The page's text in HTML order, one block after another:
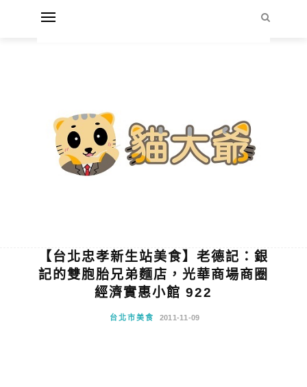
【台北忠孝新生站美食】老德記：銀
記的雙胞胎兄弟麵店，光華商場商圈
經濟實惠小館 922
台北市美食 2011-11-09